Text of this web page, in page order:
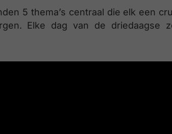
5 thema’s centraal die elk een
Elke dag van de driedaagse